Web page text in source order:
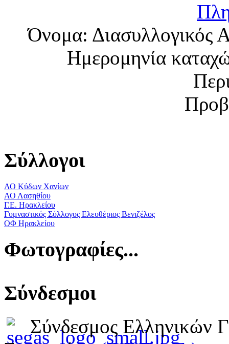
Όνομα:
Ημερομηνία
Σύλλογοι
ΑΟ Κύδων Χανίων
ΑΟ Λασηθίου
Γ.Ε. Ηρακλείου
Γυμναστικός Σύλλογος Ελευθέριος Βενιζέλος
ΟΦ Ηρακλείου
Φωτογραφίες...
Σύνδεσμοι
Σύνδεσμος Ελληνικών